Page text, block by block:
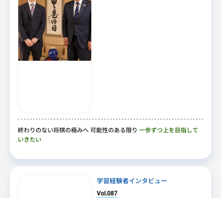
終わりのない将棋の極みへ 可能性のある限り 一歩ずつ上を目指して
いきたい
学習経験者インタビュー
Vol.087